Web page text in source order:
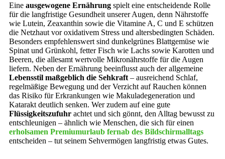
Eine ausgewogene Ernährung spielt eine entscheidende Rolle
für die langfristige Gesundheit unserer Augen, denn Nährstoffe
wie Lutein, Zeaxanthin sowie die Vitamine A, C und E schützen
die Netzhaut vor oxidativem Stress und altersbedingten Schäden.
Besonders empfehlenswert sind dunkelgrünes Blattgemüse wie
Spinat und Grünkohl, fetter Fisch wie Lachs sowie Karotten und
Beeren, die allesamt wertvolle Mikronährstoffe für die Augen
liefern. Neben der Ernährung beeinflusst auch der allgemeine
Lebensstil maßgeblich die Sehkraft – ausreichend Schlaf,
regelmäßige Bewegung und der Verzicht auf Rauchen können
das Risiko für Erkrankungen wie Makuladegeneration und
Katarakt deutlich senken. Wer zudem auf eine gute
Flüssigkeitszufuhr achtet und sich gönnt, den Alltag bewusst zu
entschleunigen – ähnlich wie Menschen, die sich für einen
erholsamen Premiumurlaub fernab des Bildschirmalltags
entscheiden – tut seinem Sehvermögen langfristig etwas Gutes.